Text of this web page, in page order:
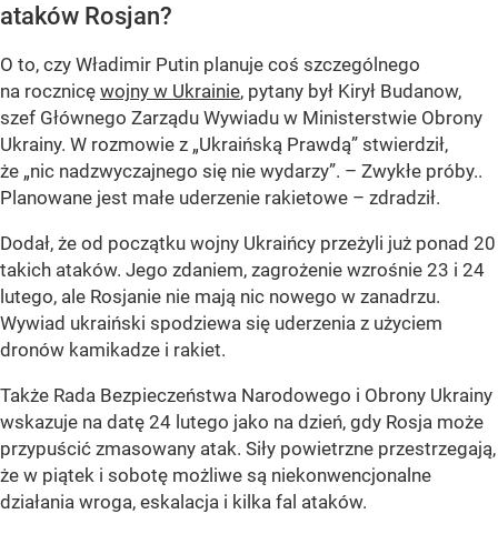
ataków Rosjan?
O to, czy Władimir Putin planuje coś szczególnego
na rocznicę wojny w Ukrainie, pytany był Kirył Budanow,
szef Głównego Zarządu Wywiadu w Ministerstwie Obrony
Ukrainy. W rozmowie z „Ukraińską Prawdą” stwierdził,
że „nic nadzwyczajnego się nie wydarzy”. – Zwykłe próby..
Planowane jest małe uderzenie rakietowe – zdradził.
Dodał, że od początku wojny Ukraińcy przeżyli już ponad 20
takich ataków. Jego zdaniem, zagrożenie wzrośnie 23 i 24
lutego, ale Rosjanie nie mają nic nowego w zanadrzu.
Wywiad ukraiński spodziewa się uderzenia z użyciem
dronów kamikadze i rakiet.
Także Rada Bezpieczeństwa Narodowego i Obrony Ukrainy
wskazuje na datę 24 lutego jako na dzień, gdy Rosja może
przypuścić zmasowany atak. Siły powietrzne przestrzegają,
że w piątek i sobotę możliwe są niekonwencjonalne
działania wroga, eskalacja i kilka fal ataków.